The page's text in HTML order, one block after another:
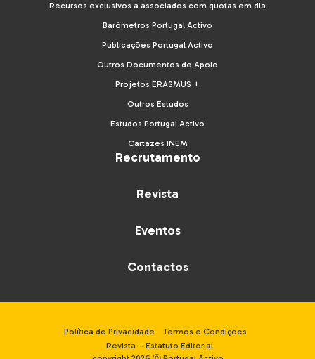
Recursos exclusivos a associados com quotas em dia
Barómetros Portugal Activo
Publicações Portugal Activo
Outros Documentos de Apoio
Projetos ERASMUS +
Outros Estudos
Estudos Portugal Activo
Cartazes INEM
Recrutamento
Revista
Eventos
Contactos
Política de Privacidade
Termos e Condições
Revista – Estatuto Editorial